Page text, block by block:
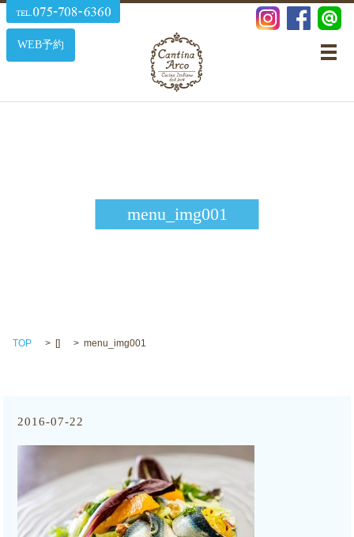
WEB予約
メ
menu_img001
TOP [] menu_img001
2016-07-22